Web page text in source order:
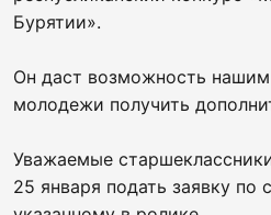
Бурятии».
Он даст возможность
молодежи получить
Уважаемые
25 января подать заявку по